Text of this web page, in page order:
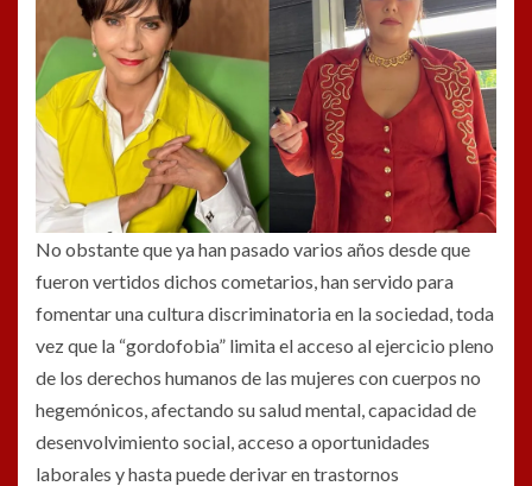
No obstante que ya han pasado varios años desde que
fueron vertidos dichos cometarios, han servido para
fomentar una cultura discriminatoria en la sociedad, toda
vez que la “gordofobia” limita el acceso al ejercicio pleno
de los derechos humanos de las mujeres con cuerpos no
hegemónicos, afectando su salud mental, capacidad de
desenvolvimiento social, acceso a oportunidades
laborales y hasta puede derivar en trastornos